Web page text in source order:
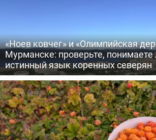
«Ноев ковчег» и «Олимпийская
Мурманске: проверьте,
истинный язык коренных северян